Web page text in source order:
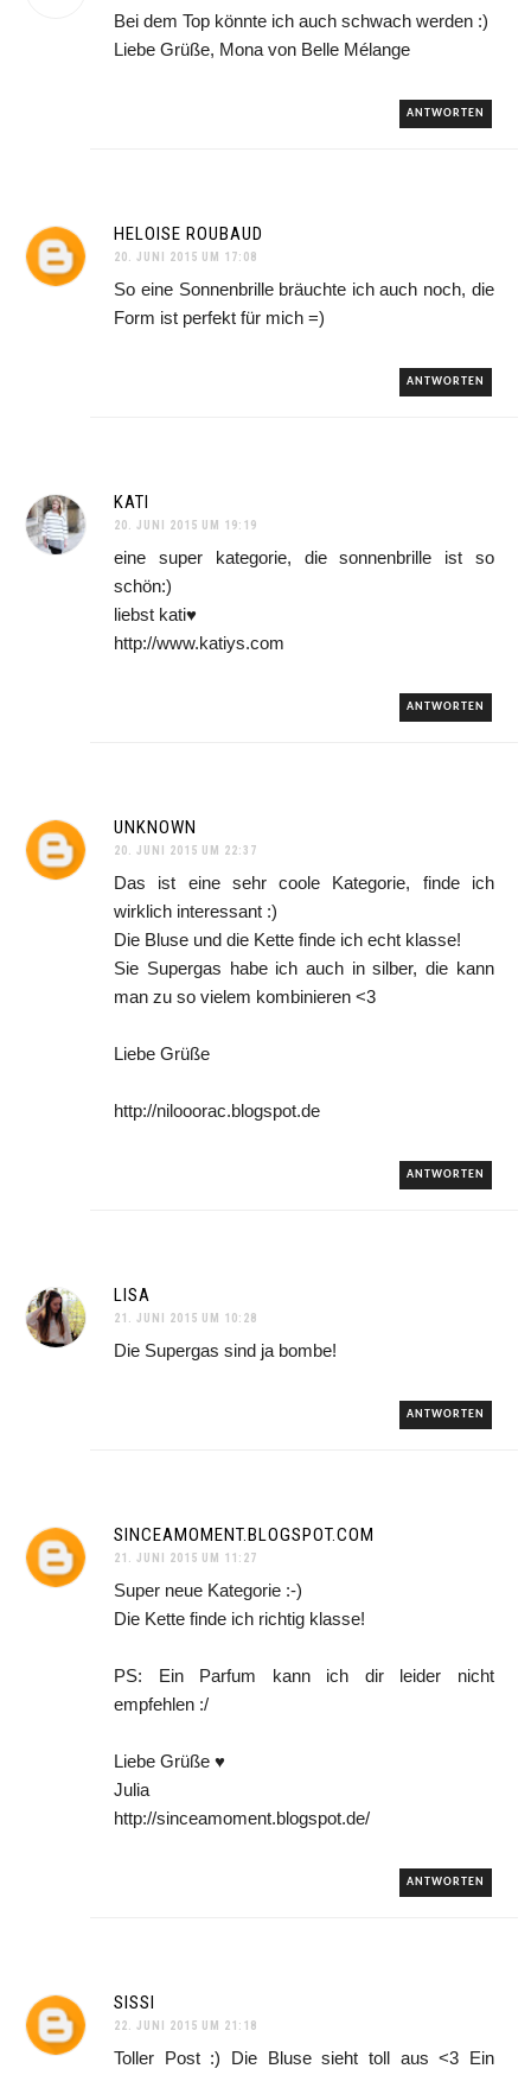
Bei dem Top könnte ich auch schwach werden :)
Liebe Grüße, Mona von Belle Mélange
ANTWORTEN
HELOISE ROUBAUD
20. JUNI 2015 UM 17:08
So eine Sonnenbrille bräuchte ich auch noch, die
Form ist perfekt für mich =)
ANTWORTEN
KATI
20. JUNI 2015 UM 19:19
eine super kategorie, die sonnenbrille ist so
schön:)
liebst kati♥
http://www.katiys.com
ANTWORTEN
UNKNOWN
20. JUNI 2015 UM 22:37
Das ist eine sehr coole Kategorie, finde ich
wirklich interessant :)
Die Bluse und die Kette finde ich echt klasse!
Sie Supergas habe ich auch in silber, die kann
man zu so vielem kombinieren <3
Liebe Grüße
http://nilooorac.blogspot.de
ANTWORTEN
LISA
21. JUNI 2015 UM 10:28
Die Supergas sind ja bombe!
ANTWORTEN
SINCEAMOMENT.BLOGSPOT.COM
21. JUNI 2015 UM 11:27
Super neue Kategorie :-)
Die Kette finde ich richtig klasse!
PS: Ein Parfum kann ich dir leider nicht
empfehlen :/
Liebe Grüße ♥
Julia
http://sinceamoment.blogspot.de/
ANTWORTEN
SISSI
22. JUNI 2015 UM 21:18
Toller Post :) Die Bluse sieht toll aus <3 Ein